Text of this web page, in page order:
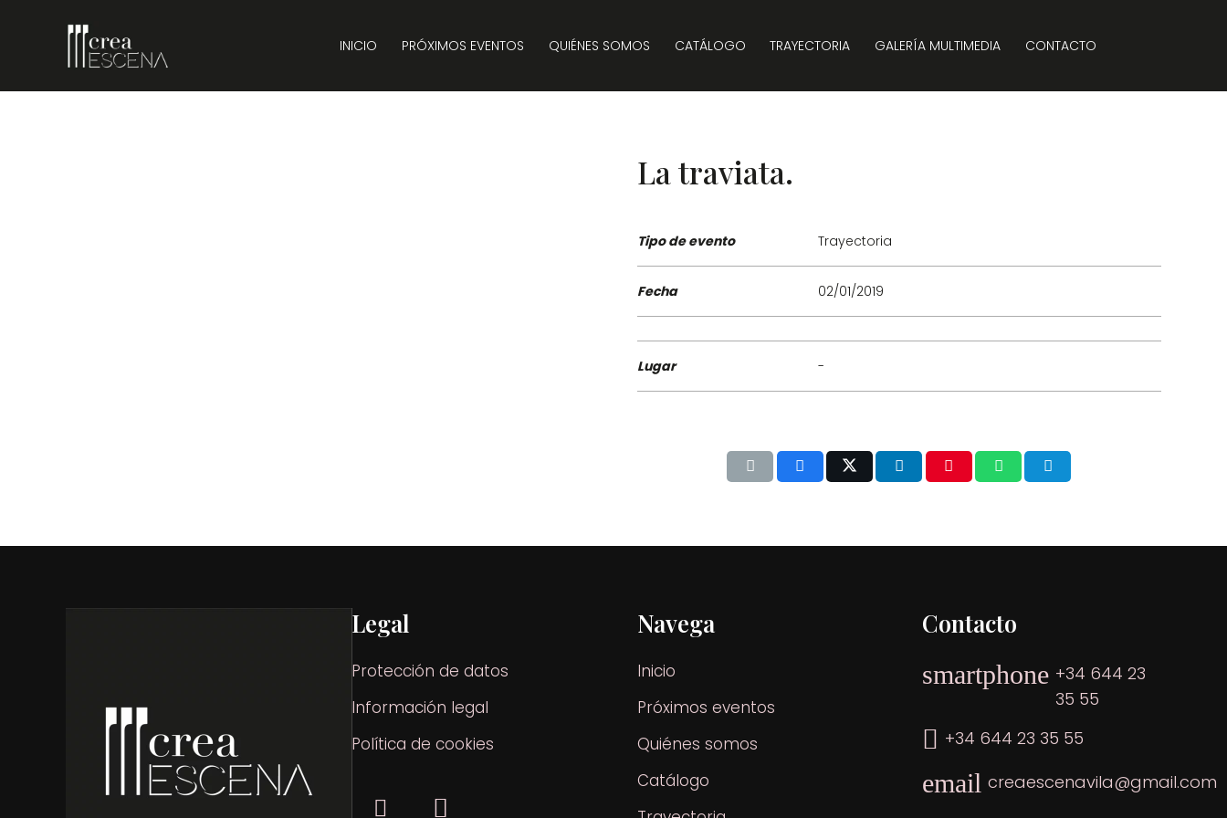
INICIO PRÓXIMOS EVENTOS QUIÉNES SOMOS CATÁLOGO TRAYECTORIA GALERÍA MULTIMEDIA CONTACTO
La traviata.
Tipo de evento Trayectoria
Fecha 02/01/2019
Lugar -
Legal
Protección de datos
Información legal
Política de cookies
Navega
Inicio
Próximos eventos
Quiénes somos
Catálogo
Contacto
smartphone +34 644 23
35 55
+34 644 23 35 55
email creaescenavila@gmail.com